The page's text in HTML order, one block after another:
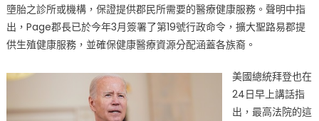
墮
胎
不
法
墮胎之診所或機構，保證提供郡民所需要的醫療健康服務。聲明中指
出，Page郡長已於今年3月簽署了第19號行政命令，擴大聖路易郡提
供生殖健康服務，並確保健康醫療資源分配涵蓋各族裔。
美國總統拜登也在
24日早上講話指
出，最高法院的這